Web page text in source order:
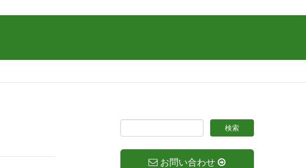
お問い合わせ